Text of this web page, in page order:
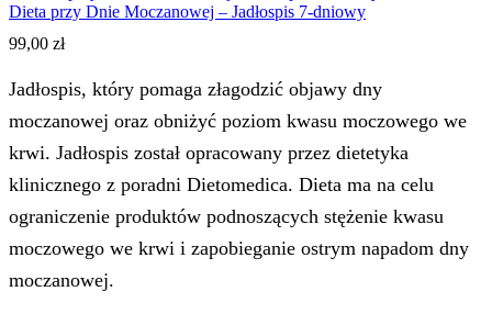
Dieta przy Dnie Moczanowej – Jadłospis 7-dniowy
99,00 zł
Jadłospis, który pomaga złagodzić objawy dny
moczanowej oraz obniżyć poziom kwasu moczowego we
krwi. Jadłospis został opracowany przez dietetyka
klinicznego z poradni Dietomedica. Dieta ma na celu
ograniczenie produktów podnoszących stężenie kwasu
moczowego we krwi i zapobieganie ostrym napadom dny
moczanowej.